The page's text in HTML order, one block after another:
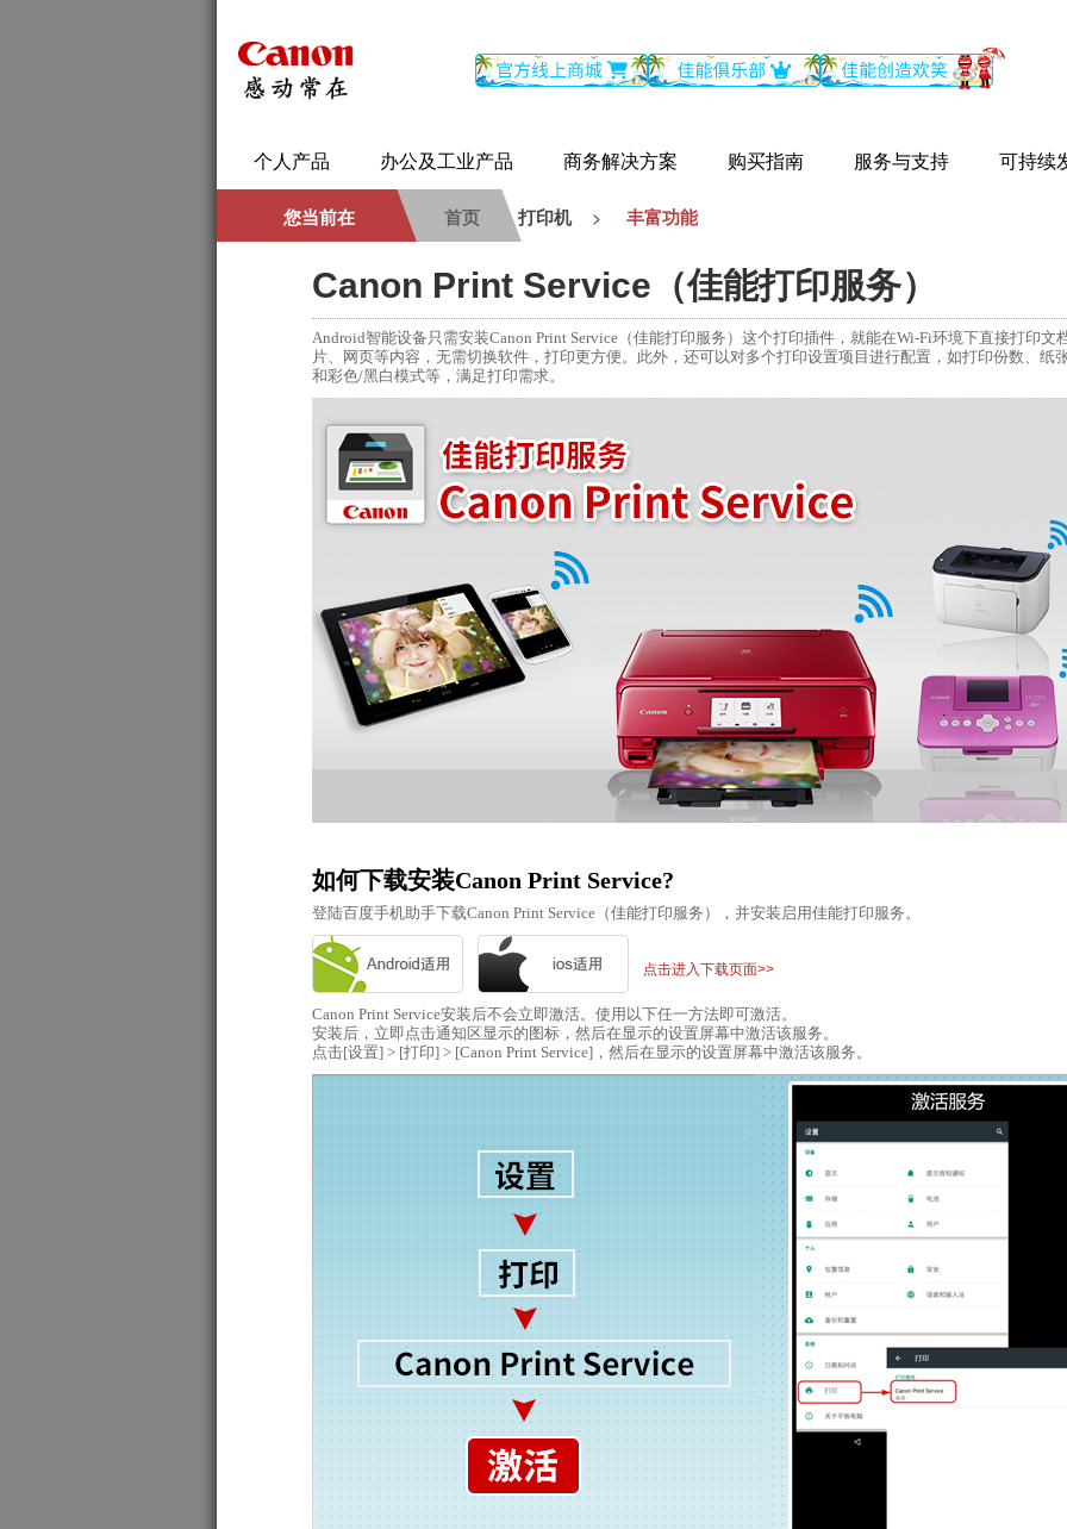
个人产品 办公及工业产品 商务解决方案 购买指南 服务与支持 可持续
您当前在 首页 打印机 > 丰富功能
Canon Print Service（佳能打印服务）
Android智能设备只需安装Canon Print Service（佳能打印服务）这个打印插件，就能在Wi-Fi环境下直接打印文
片、网页等内容，无需切换软件，打印更方便。此外，还可以对多个打印设置项目进行配置，如打印份数、纸
和彩色/黑白模式等，满足打印需求。
如何下载安装Canon Print Service?
登陆百度手机助手下载Canon Print Service（佳能打印服务），并安装启用佳能打印服务。
点击进入下载页面>>
Canon Print Service安装后不会立即激活。使用以下任一方法即可激活。
安装后，立即点击通知区显示的图标，然后在显示的设置屏幕中激活该服务。
点击[设置] > [打印] > [Canon Print Service]，然后在显示的设置屏幕中激活该服务。